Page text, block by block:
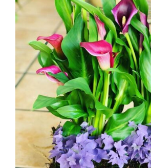
AÑADIR AL CARRITO
DETALLES